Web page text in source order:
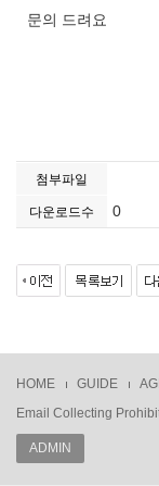
문의 드려요
첨부파일
다운로드수 0
HOME GUIDE
Email Collecting
ADMIN